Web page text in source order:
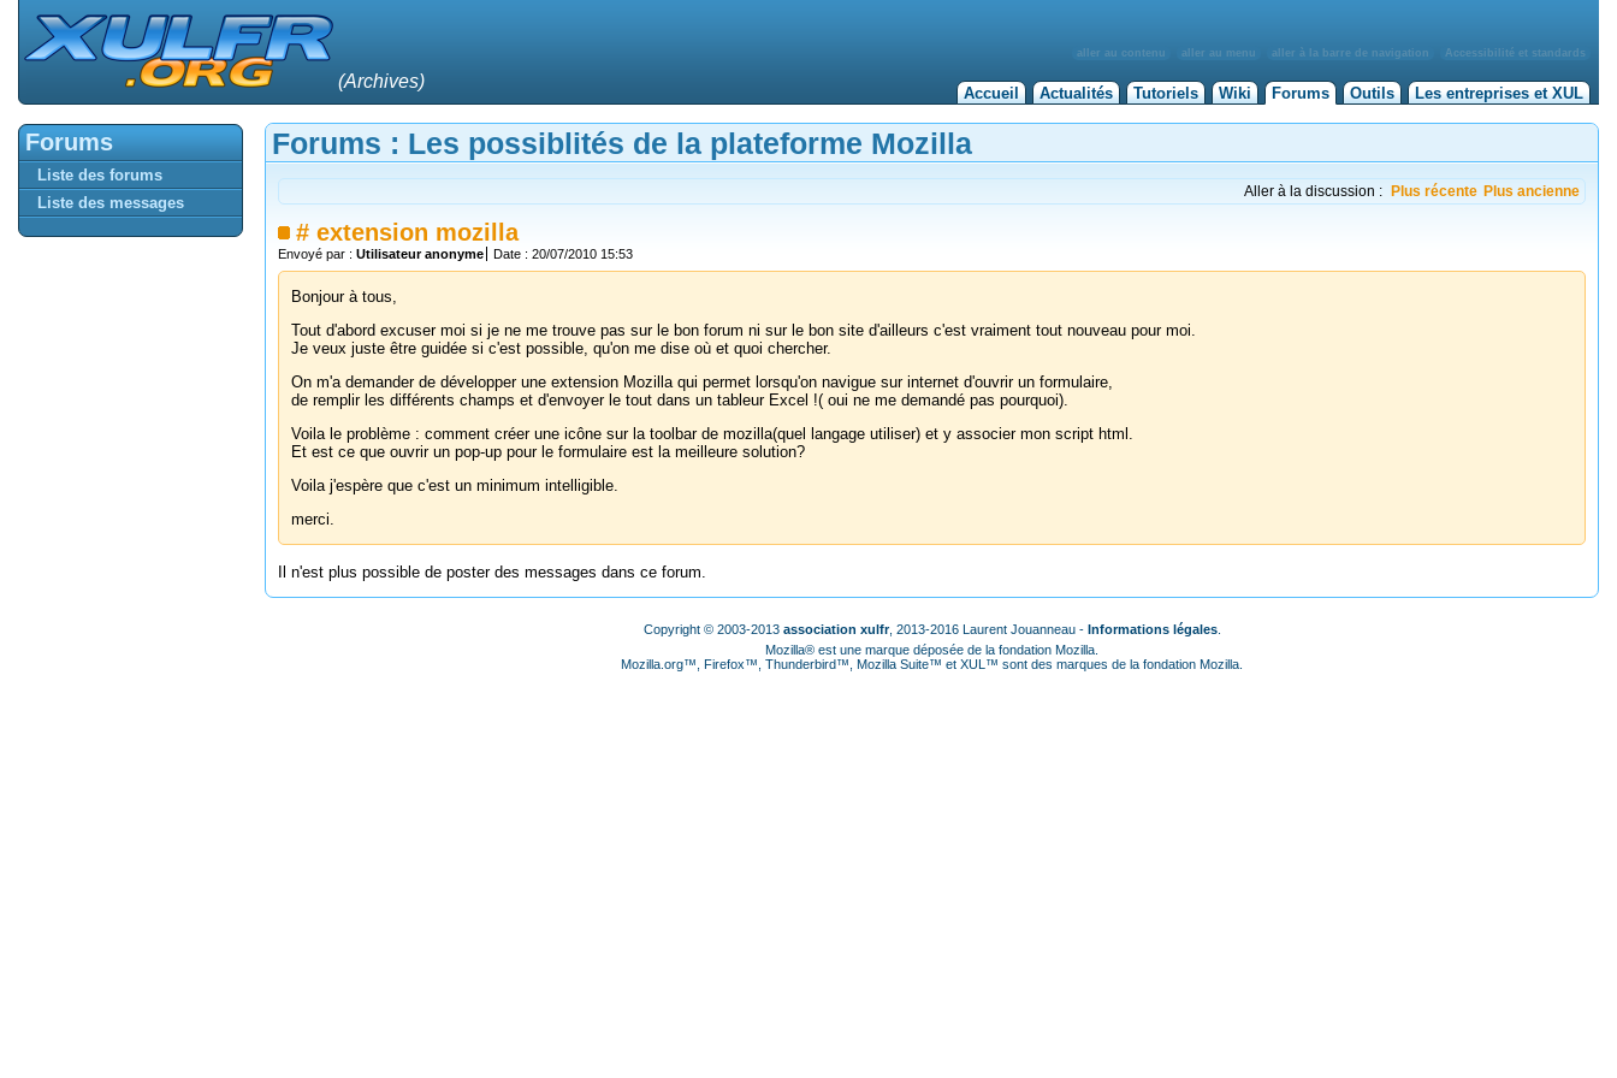
(Archives)
aller au contenu aller au menu aller à la barre de navigation Accessibilité et standards
Accueil Actualités Tutoriels Wiki Forums Outils Les entreprises et XUL
Forums : Les possiblités de la plateforme Mozilla
Aller à la discussion : Plus récente Plus ancienne
# extension mozilla
Envoyé par : Utilisateur anonyme Date : 20/07/2010 15:53
Bonjour à tous,
Tout d'abord excuser moi si je ne me trouve pas sur le bon forum ni sur le bon site d'ailleurs c'est vraiment tout nouveau pour moi.
Je veux juste être guidée si c'est possible, qu'on me dise où et quoi chercher.
On m'a demander de développer une extension Mozilla qui permet lorsqu'on navigue sur internet d'ouvrir un formulaire,
de remplir les différents champs et d'envoyer le tout dans un tableur Excel !( oui ne me demandé pas pourquoi).
Voila le problème : comment créer une icône sur la toolbar de mozilla(quel langage utiliser) et y associer mon script html.
Et est ce que ouvrir un pop-up pour le formulaire est la meilleure solution?
Voila j'espère que c'est un minimum intelligible.
merci.
Il n'est plus possible de poster des messages dans ce forum.
Forums
Liste des forums
Liste des messages
Copyright © 2003-2013 association xulfr, 2013-2016 Laurent Jouanneau - Informations légales.
Mozilla® est une marque déposée de la fondation Mozilla.
Mozilla.org™, Firefox™, Thunderbird™, Mozilla Suite™ et XUL™ sont des marques de la fondation Mozilla.